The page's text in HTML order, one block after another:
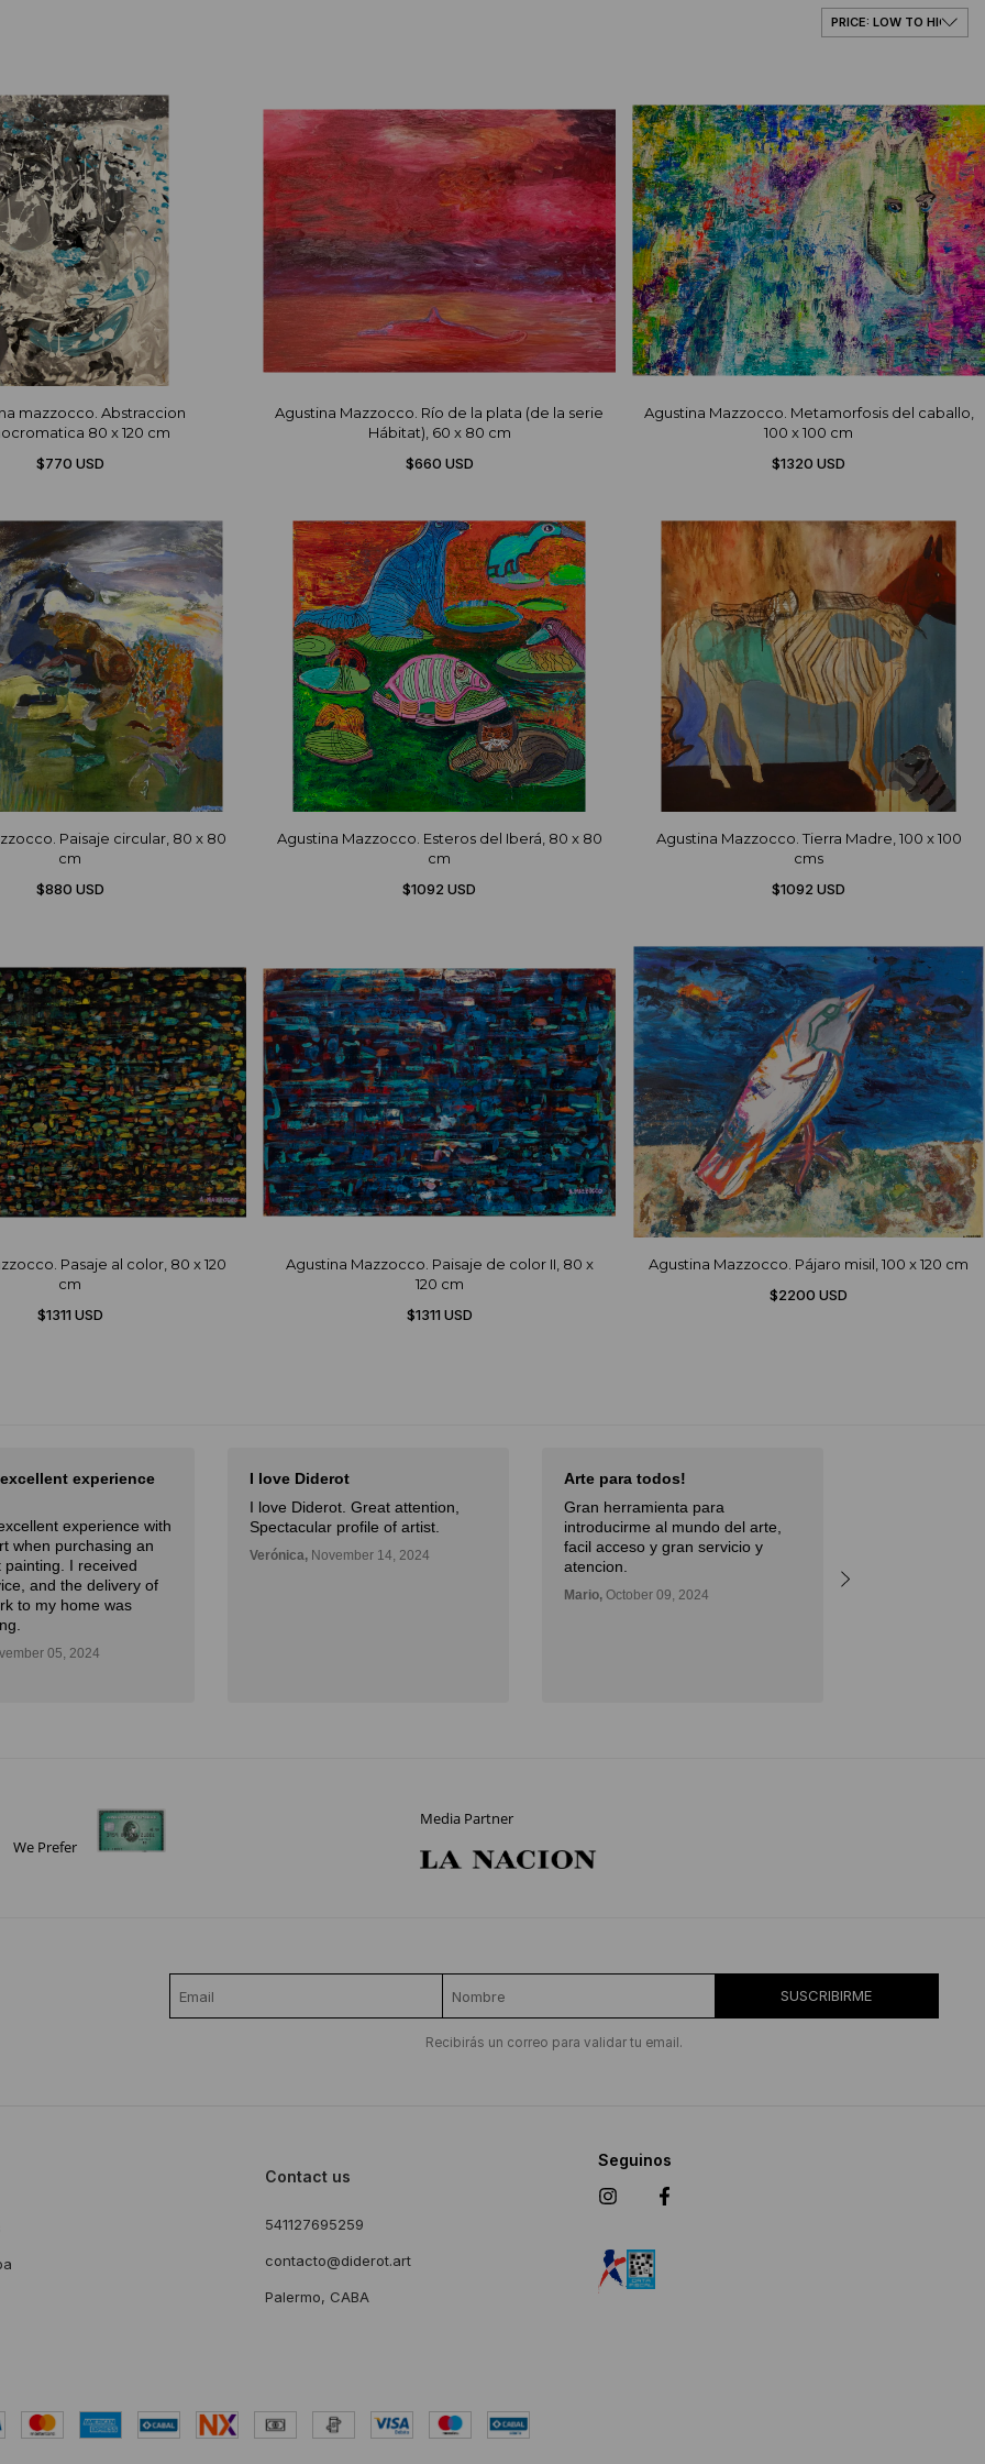
mazzocco. Abstraccion
80 x 120 cm
$770 USD
Agustina Mazzocco. Río de la plata (de la serie
Hábitat), 60 x 80 cm
$660 USD
Agustina Mazzocco. Metamorfosis del caballo,
100 x 100 cm
$1320 USD
Paisaje circular, 80 x 80
cm
$880 USD
Agustina Mazzocco. Esteros del Iberá, 80 x 80
cm
$1092 USD
Agustina Mazzocco. Tierra Madre, 100 x 100
cms
$1092 USD
Pasaje al color, 80 x 120
cm
$1311 USD
Agustina Mazzocco. Paisaje de color II, 80 x
120 cm
$1311 USD
Agustina Mazzocco. Pájaro misil, 100 x 120 cm
$2200 USD
experience
experience with
when purchasing an
painting. I received
and the delivery of
to my home was
05, 2024
I love Diderot
I love Diderot. Great attention,
Spectacular profile of artist.
Verónica, November 14, 2024
Arte para todos!
Gran herramienta para
introducirme al mundo del arte,
facil acceso y gran servicio y
atencion.
Mario, October 09, 2024
We Prefer
Media Partner
SUSCRIBIRME
Recibirás un correo para validar tu email.
Contact us
541127695259
contacto@diderot.art
Palermo, CABA
Seguinos